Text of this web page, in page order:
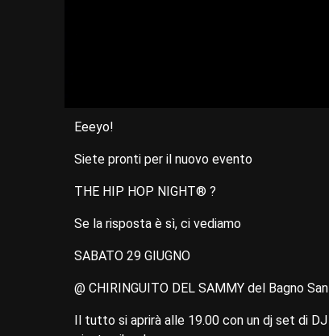
Eeeyo!
Siete pronti per il nuovo evento
THE HIP HOP NIGHT® ?
Se la risposta è sì, ci vediamo
SABATO 29 GIUGNO
@ CHIRINGUITO DEL SAMMY del Bagno
Il tutto si aprirà alle 19.00 con un dj set di